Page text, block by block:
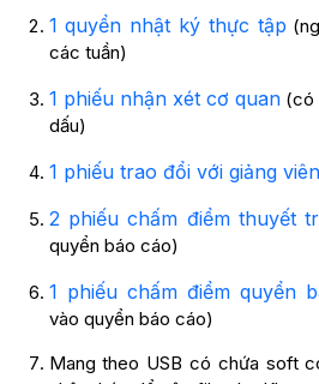
1 quyển nhật ký thực tập
các tuần)
1 phiếu nhận xét cơ quan(có
dấu)
1 phiếu trao đổi với giảng
2 phiếu chấm điểm thuyết
quyển báo cáo)
1 phiếu chấm điểm quyển
vào quyển báo cáo)
Mang theo USB có chứa soft